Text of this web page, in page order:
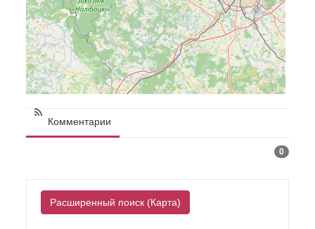
Комментарии
0
Расширенный поиск (Карта)